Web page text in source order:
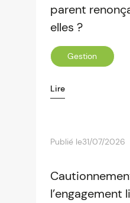
parent
elles ?
Gestion
Lire
Publié le31/07/2026